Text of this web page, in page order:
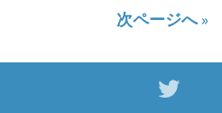
次ページへ »